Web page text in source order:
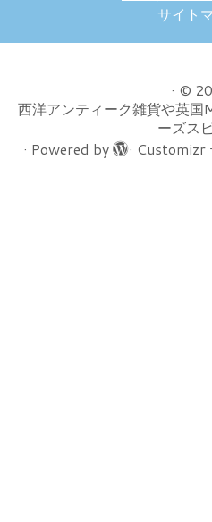
サイト
· ©
西洋アンティーク雑貨や英
ーズス
· Powered by · Customizr